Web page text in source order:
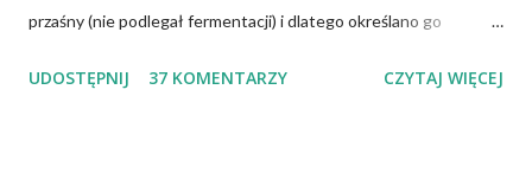
przaśny (nie podlegał fermentacji) i dlatego określano go
podpłomykami. Hindusi mówią o nim czapatti, Żydzi maca, a
UDOSTĘPNIJ 37 KOMENTARZY CZYTAJ WIĘCEJ